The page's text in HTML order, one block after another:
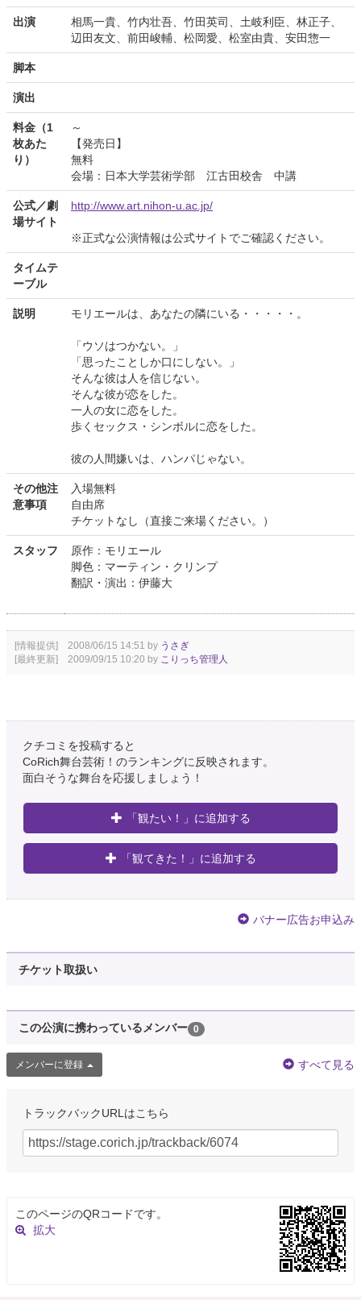
出演
相馬一貴、竹内壮吾、竹田英司、土岐利臣、林正子、
辺田友文、前田峻輔、松岡愛、松室由貴、安田惣一
脚本
演出
料金（1
枚あた
り）
～
【発売日】
無料
会場：日本大学芸術学部 江古田校舎 中講
公式／劇
場サイト
http://www.art.nihon-u.ac.jp/
※正式な公演情報は公式サイトでご確認ください。
タイムテ
ーブル
説明 モリエールは、あなたの隣にいる・・・・・。
「ウソはつかない。」
「思ったことしか口にしない。」
そんな彼は人を信じない。
そんな彼が恋をした。
一人の女に恋をした。
歩くセックス・シンボルに恋をした。
彼の人間嫌いは、ハンパじゃない。
その他注
意事項
入場無料
自由席
チケットなし（直接ご来場ください。）
スタッフ
原作：モリエール
脚色：マーティン・クリンプ
翻訳・演出：伊藤大
[情報提供] 2008/06/15 14:51 by うさぎ
[最終更新] 2009/09/15 10:20 by こりっち管理人
クチコミを投稿すると
CoRich舞台芸術！のランキングに反映されます。
面白そうな舞台を応援しましょう！
「観たい！」に追加する
「観てきた！」に追加する
バナー広告お申込み
チケット取扱い
この公演に携わっているメンバー 0
メンバーに登録 すべて見る
トラックバックURLはこちら
このページのQRコードです。
拡大